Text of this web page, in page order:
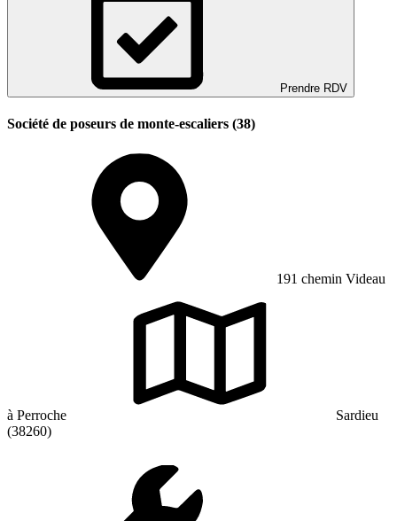
Prendre RDV
Société de poseurs de monte-escaliers (38)
191 chemin Videau
à Perroche
Sardieu
(38260)